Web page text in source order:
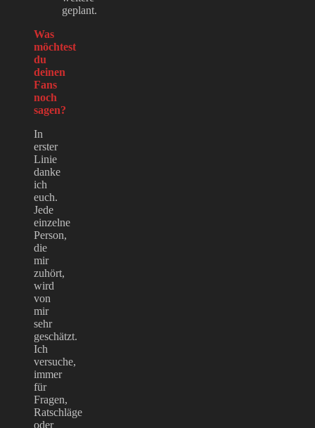
geplant.
Was
möchtest
du
deinen
Fans
noch
sagen?
In
erster
Linie
danke
ich
euch.
Jede
einzelne
Person,
die
mir
zuhört,
wird
von
mir
sehr
geschätzt.
Ich
versuche,
immer
für
Fragen,
Ratschläge
oder